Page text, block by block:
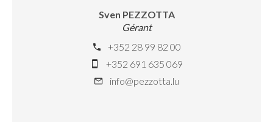
Sven PEZZOTTA
Gérant
+352 28 99 82 00
+352 691 635 069
info@pezzotta.lu